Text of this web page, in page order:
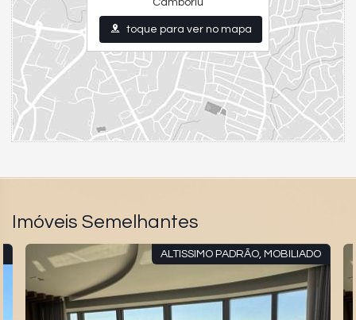
Camboriú
toque para ver no mapa
Imóveis Semelhantes
ALTISSIMO PADRÃO, MOBILIADO